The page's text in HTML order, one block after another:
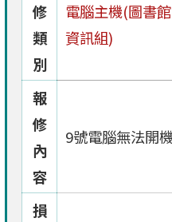
修
類
別
電腦主機(圖書館
資訊組)
報
修
內
容
9號電腦無法開
損